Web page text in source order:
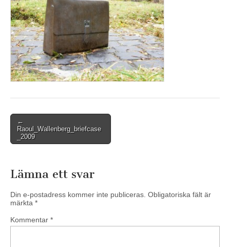
Post
navigation
←
Raoul_Wallenberg_briefcase
_2009
Lämna ett svar
Din e-postadress kommer inte publiceras. Obligatoriska fält är
märkta *
Kommentar *